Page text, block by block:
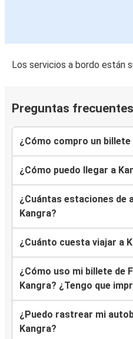
Los servicios a bordo están
Preguntas frecuentes
¿Cómo compro un
¿Cómo puedo llegar a
¿Cuántas estaciones de
Kangra?
¿Cuánto cuesta viajar a
¿Cómo uso mi billete de
Kangra? ¿Tengo que
¿Puedo rastrear mi
Kangra?